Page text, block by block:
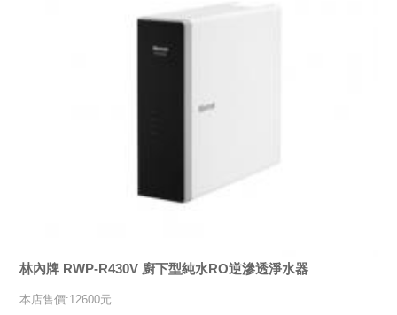
林內牌 RWP-R430V 廚下型純水RO逆滲透淨水器
本店售價:12600元